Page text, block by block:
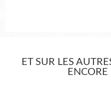
ET SUR LES
ENCORE